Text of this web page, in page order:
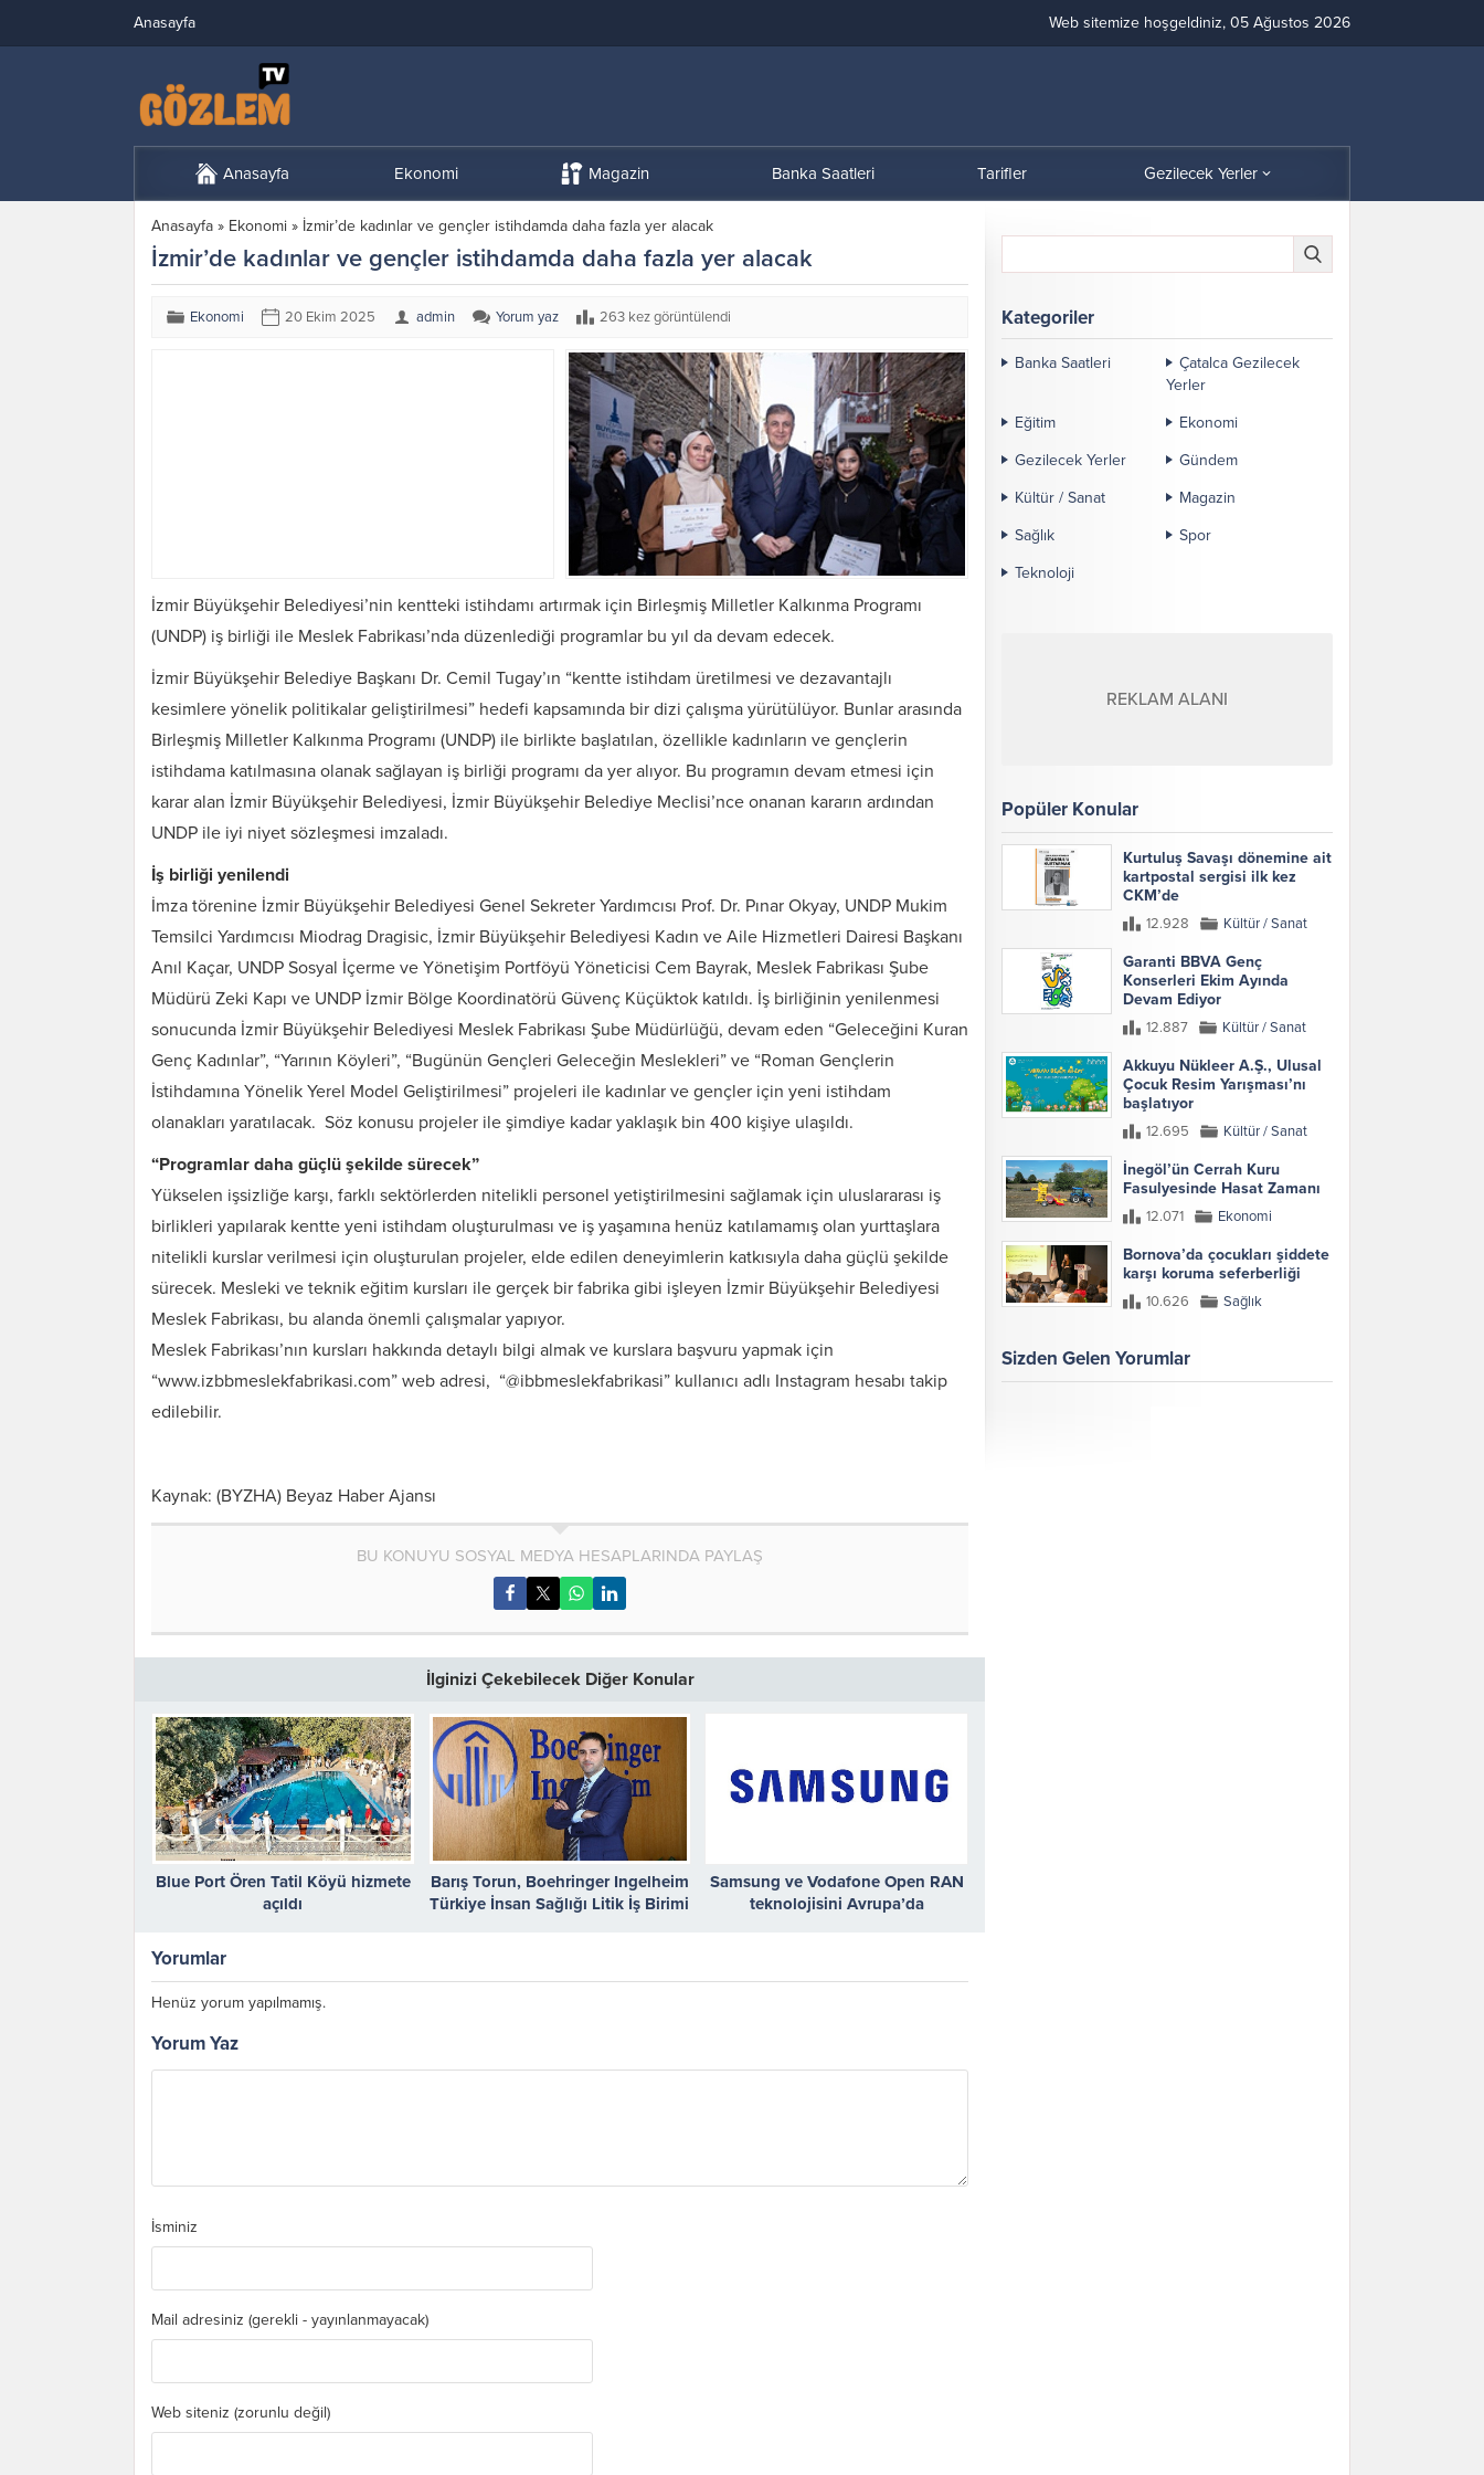
Anasayfa Web sitemize hoşgeldiniz, 05 Ağustos 2026
Anasayfa Ekonomi Magazin Banka Saatleri Tarifler Gezilecek Yerler
Anasayfa » Ekonomi » İzmir’de kadınlar ve gençler istihdamda daha fazla yer alacak
İzmir’de kadınlar ve gençler istihdamda daha fazla yer alacak
Ekonomi 20 Ekim 2025 admin Yorum yaz 263 kez görüntülendi
İzmir Büyükşehir Belediyesi’nin kentteki istihdamı artırmak için Birleşmiş Milletler Kalkınma Programı
(UNDP) iş birliği ile Meslek Fabrikası’nda düzenlediği programlar bu yıl da devam edecek.
İzmir Büyükşehir Belediye Başkanı Dr. Cemil Tugay’ın “kentte istihdam üretilmesi ve dezavantajlı
kesimlere yönelik politikalar geliştirilmesi” hedefi kapsamında bir dizi çalışma yürütülüyor. Bunlar arasında
Birleşmiş Milletler Kalkınma Programı (UNDP) ile birlikte başlatılan, özellikle kadınların ve gençlerin
istihdama katılmasına olanak sağlayan iş birliği programı da yer alıyor. Bu programın devam etmesi için
karar alan İzmir Büyükşehir Belediyesi, İzmir Büyükşehir Belediye Meclisi’nce onanan kararın ardından
UNDP ile iyi niyet sözleşmesi imzaladı.
İş birliği yenilendi
İmza törenine İzmir Büyükşehir Belediyesi Genel Sekreter Yardımcısı Prof. Dr. Pınar Okyay, UNDP Mukim
Temsilci Yardımcısı Miodrag Dragisic, İzmir Büyükşehir Belediyesi Kadın ve Aile Hizmetleri Dairesi Başkanı
Anıl Kaçar, UNDP Sosyal İçerme ve Yönetişim Portföyü Yöneticisi Cem Bayrak, Meslek Fabrikası Şube
Müdürü Zeki Kapı ve UNDP İzmir Bölge Koordinatörü Güvenç Küçüktok katıldı. İş birliğinin yenilenmesi
sonucunda İzmir Büyükşehir Belediyesi Meslek Fabrikası Şube Müdürlüğü, devam eden “Geleceğini Kuran
Genç Kadınlar”, “Yarının Köyleri”, “Bugünün Gençleri Geleceğin Meslekleri” ve “Roman Gençlerin
İstihdamına Yönelik Yerel Model Geliştirilmesi” projeleri ile kadınlar ve gençler için yeni istihdam
olanakları yaratılacak. Söz konusu projeler ile şimdiye kadar yaklaşık bin 400 kişiye ulaşıldı.
“Programlar daha güçlü şekilde sürecek”
Yükselen işsizliğe karşı, farklı sektörlerden nitelikli personel yetiştirilmesini sağlamak için uluslararası iş
birlikleri yapılarak kentte yeni istihdam oluşturulması ve iş yaşamına henüz katılamamış olan yurttaşlara
nitelikli kurslar verilmesi için oluşturulan projeler, elde edilen deneyimlerin katkısıyla daha güçlü şekilde
sürecek. Mesleki ve teknik eğitim kursları ile gerçek bir fabrika gibi işleyen İzmir Büyükşehir Belediyesi
Meslek Fabrikası, bu alanda önemli çalışmalar yapıyor.
Meslek Fabrikası’nın kursları hakkında detaylı bilgi almak ve kurslara başvuru yapmak için
“www.izbbmeslekfabrikasi.com” web adresi, “@ibbmeslekfabrikasi” kullanıcı adlı Instagram hesabı takip
edilebilir.
Kaynak: (BYZHA) Beyaz Haber Ajansı
BU KONUYU SOSYAL MEDYA HESAPLARINDA PAYLAŞ
İlginizi Çekebilecek Diğer Konular
Blue Port Ören Tatil Köyü hizmete
açıldı
Barış Torun, Boehringer Ingelheim
Türkiye İnsan Sağlığı Litik İş Birimi
Samsung ve Vodafone Open RAN
teknolojisini Avrupa’da
Yorumlar
Henüz yorum yapılmamış.
Yorum Yaz
İsminiz
Mail adresiniz (gerekli - yayınlanmayacak)
Web siteniz (zorunlu değil)
Kategoriler
Banka Saatleri
Çatalca Gezilecek
Yerler
Eğitim
Ekonomi
Gezilecek Yerler
Gündem
Kültür / Sanat
Magazin
Sağlık
Spor
Teknoloji
REKLAM ALANI
Popüler Konular
Kurtuluş Savaşı dönemine ait
kartpostal sergisi ilk kez
CKM’de
12.928 Kültür / Sanat
Garanti BBVA Genç
Konserleri Ekim Ayında
Devam Ediyor
12.887 Kültür / Sanat
Akkuyu Nükleer A.Ş., Ulusal
Çocuk Resim Yarışması’nı
başlatıyor
12.695 Kültür / Sanat
İnegöl’ün Cerrah Kuru
Fasulyesinde Hasat Zamanı
12.071 Ekonomi
Bornova’da çocukları şiddete
karşı koruma seferberliği
10.626 Sağlık
Sizden Gelen Yorumlar